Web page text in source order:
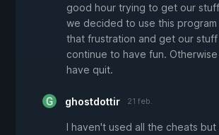
good hour trying to get our
we decided to use this
that frustration and get our
continue to have fun. Otherwise
have quit.
ghostdottir 21 feb.
I haven't used all the cheats but